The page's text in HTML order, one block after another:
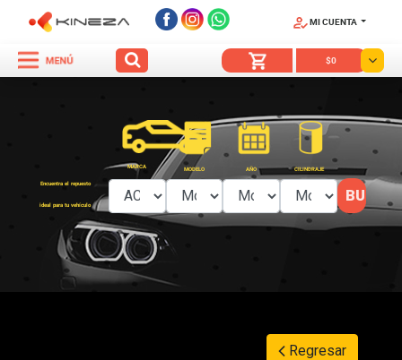
MI CUENTA
$0
Encuentra el repuesto
ideal para tu vehículo
MARCA MODELO AÑO CILINDRAJE
Regresar